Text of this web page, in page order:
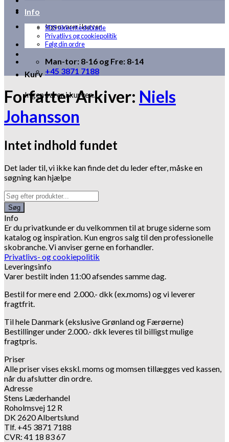
Ingen varer i kurven.
Kurv
Ingen varer i kurven.
Info
SDS sikkerhedsblade
Privatlivs og cookiepolitik
Følg din ordre
Man-tor: 8-16 og Fre: 8-14
+45 3871 7188
Forfatter Arkiver: Niels
Johansson
Intet indhold fundet
Det lader til, vi ikke kan finde det du leder efter, måske en
søgning kan hjælpe
Products
search
Søg
Info
Er du privatkunde er du velkommen til at bruge siderne som
katalog og inspiration. Kun engros salg til den professionelle
skobranche. Vi anviser gerne en forhandler.
Privatlivs- og cookiepolitik
Leveringsinfo
Varer bestilt inden 11:00 afsendes samme dag.
Bestil for mere end 2.000.- dkk (ex.moms) og vi leverer
fragtfrit.
Til hele Danmark (ekslusive Grønland og Færøerne)
Bestillinger under 2.000.- dkk leveres til billigst mulige
fragtpris.
Priser
Alle priser vises ekskl. moms og momsen tillægges ved kassen,
når du afslutter din ordre.
Adresse
Stens Læderhandel
Roholmsvej 12 R
DK 2620 Albertslund
Tlf. +45 3871 7188
CVR: 41 18 83 67